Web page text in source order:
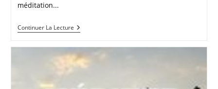
méditation...
Continuer La LectureLES
8
QUAND
ON
MÉDITE